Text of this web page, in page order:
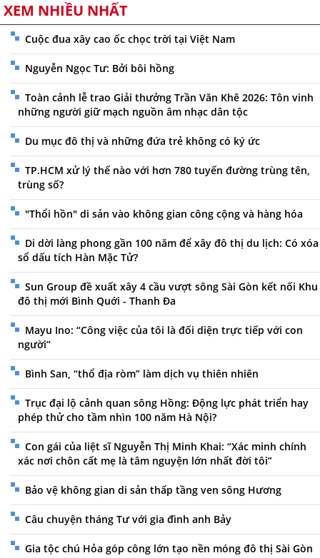
XEM NHIỀU NHẤT
Cuộc đua xây cao ốc chọc trời tại Việt Nam
Nguyễn Ngọc Tư: Bởi bôi hồng
Toàn cảnh lễ trao Giải thưởng Trần Văn Khê 2026: Tôn vinh
những người giữ mạch nguồn âm nhạc dân tộc
Du mục đô thị và những đứa trẻ không có ký ức
TP.HCM xử lý thế nào với hơn 780 tuyến đường trùng tên,
trùng số?
"Thổi hồn" di sản vào không gian công cộng và hàng hóa
Di dời làng phong gần 100 năm để xây đô thị du lịch: Có xóa
sổ dấu tích Hàn Mặc Tử?
Sun Group đề xuất xây 4 cầu vượt sông Sài Gòn kết nối Khu
đô thị mới Bình Quới - Thanh Đa
Mayu Ino: “Công việc của tôi là đối diện trực tiếp với con
người”
Bình San, “thổ địa ròm” làm dịch vụ thiên nhiên
Trục đại lộ cảnh quan sông Hồng: Động lực phát triển hay
phép thử cho tầm nhìn 100 năm Hà Nội?
Con gái của liệt sĩ Nguyễn Thị Minh Khai: “Xác minh chính
xác nơi chôn cất mẹ là tâm nguyện lớn nhất đời tôi”
Bảo vệ không gian di sản thấp tầng ven sông Hương
Câu chuyện tháng Tư với gia đình anh Bảy
Gia tộc chú Hỏa góp công lớn tạo nền móng đô thị Sài Gòn